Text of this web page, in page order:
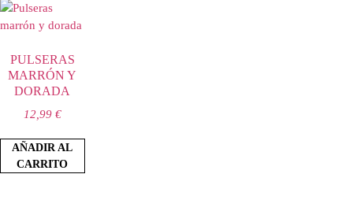
PULSERAS
MARRÓN Y
DORADA
12,99 €
AÑADIR AL
CARRITO